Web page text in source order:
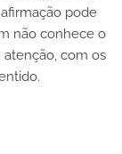
pode
não conhece o
atenção, com os